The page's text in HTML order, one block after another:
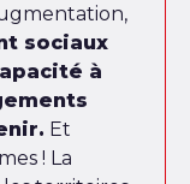
sociaux
à
Et
! La